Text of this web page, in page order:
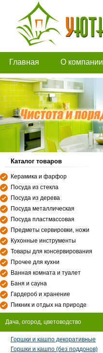
Главная О компании
Каталог товаров
Керамика и фарфор
Посуда из стекла
Посуда из дерева
Посуда металлическая
Посуда пластмассовая
Предметы сервировки, ножи
Кухонные инструменты
Товары для консервирования
Прочее для кухни
Ванная комната и туалет
Баня и сауна
Гардероб и хранение
Пикник и отдых на природе
Дача, огород, цветоводство
Горшки и кашпо декоративные
Горшки и кашпо (без поддонов)